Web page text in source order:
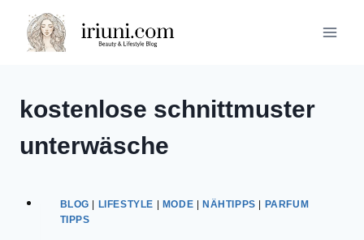
Inhalt
springen
kostenlose schnittmuster
unterwäsche
BLOG LIFESTYLE MODE NÄHTIPPS
PARFUM
TIPPS